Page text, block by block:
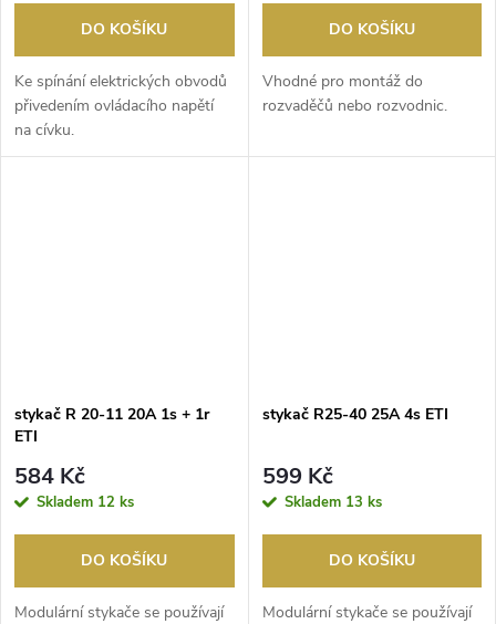
DO KOŠÍKU
Ke spínání elektrických obvodů
přivedením ovládacího napětí
na cívku.
DO KOŠÍKU
Vhodné pro montáž do
rozvaděčů nebo rozvodnic.
stykač R 20-11 20A 1s + 1r
ETI
584 Kč
Skladem 12 ks
DO KOŠÍKU
Modulární stykače se používají
stykač R25-40 25A 4s ETI
599 Kč
Skladem 13 ks
DO KOŠÍKU
Modulární stykače se používají